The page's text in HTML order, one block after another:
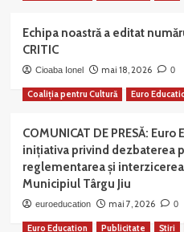
Echipa noastră a editat
CRITIC
Cioaba Ionel mai 18, 2026 0
Coaliția pentru Cultură Euro
COMUNICAT DE PRESĂ:
inițiativa privind dezbaterea
reglementarea și
Municipiul Târgu Jiu
euroeducation mai 7, 2026 0
Euro Education Publicitate Știri